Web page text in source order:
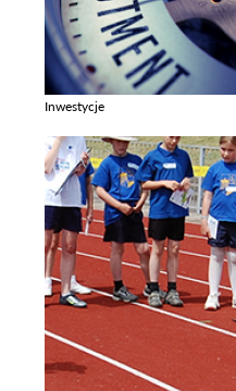
Inwestycje